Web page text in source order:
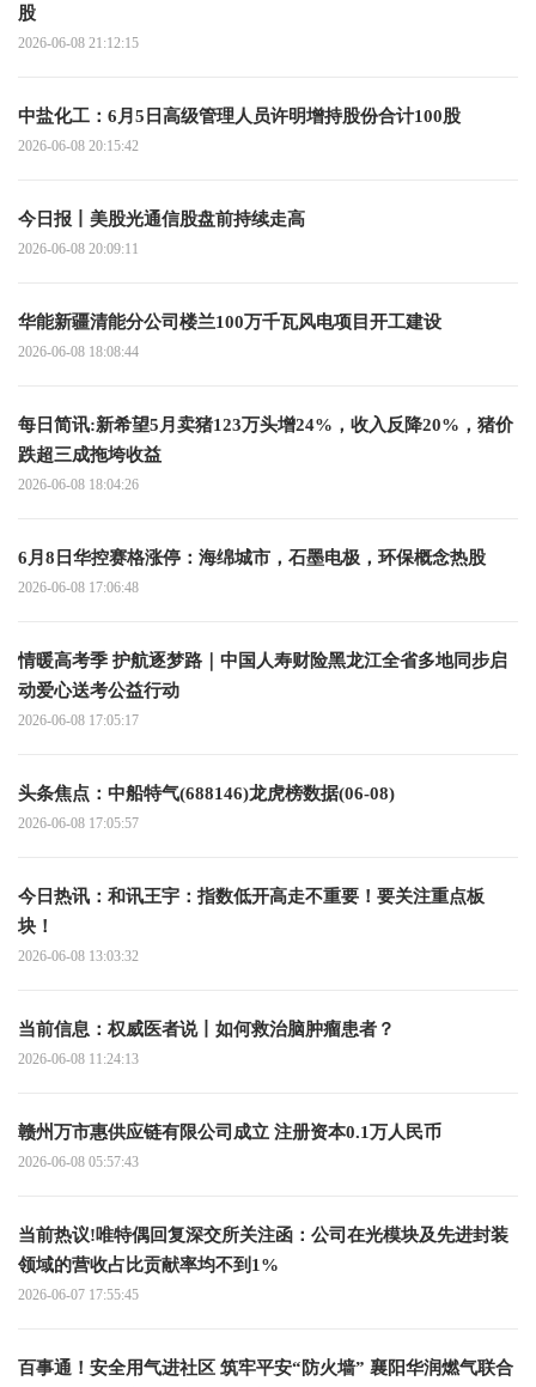
股
2026-06-08 21:12:15
中盐化工：6月5日高级管理人员许明增持股份合计100股
2026-06-08 20:15:42
今日报丨美股光通信股盘前持续走高
2026-06-08 20:09:11
华能新疆清能分公司楼兰100万千瓦风电项目开工建设
2026-06-08 18:08:44
每日简讯:新希望5月卖猪123万头增24%，收入反降20%，猪价
跌超三成拖垮收益
2026-06-08 18:04:26
6月8日华控赛格涨停：海绵城市，石墨电极，环保概念热股
2026-06-08 17:06:48
情暖高考季 护航逐梦路｜中国人寿财险黑龙江全省多地同步启
动爱心送考公益行动
2026-06-08 17:05:17
头条焦点：中船特气(688146)龙虎榜数据(06-08)
2026-06-08 17:05:57
今日热讯：和讯王宇：指数低开高走不重要！要关注重点板
块！
2026-06-08 13:03:32
当前信息：权威医者说丨如何救治脑肿瘤患者？
2026-06-08 11:24:13
赣州万市惠供应链有限公司成立 注册资本0.1万人民币
2026-06-08 05:57:43
当前热议!唯特偶回复深交所关注函：公司在光模块及先进封装
领域的营收占比贡献率均不到1%
2026-06-07 17:55:45
百事通！安全用气进社区 筑牢平安“防火墙” 襄阳华润燃气联合